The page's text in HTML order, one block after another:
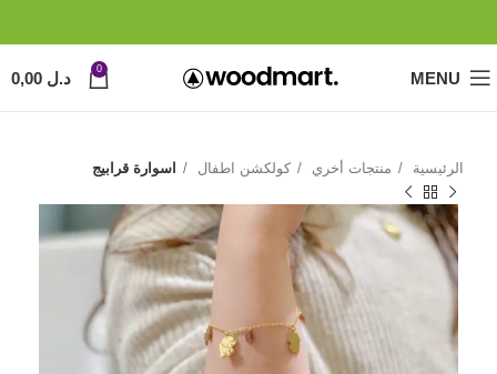
MENU
0 د.ل
الرئيسية منتجات أخري كولكشن اطفال اسوارة قرابيج